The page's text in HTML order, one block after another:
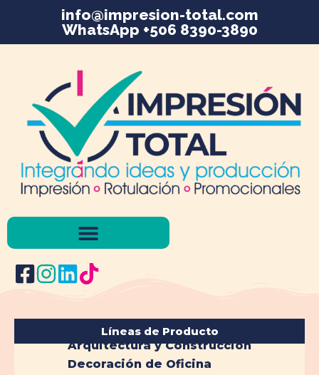
info@impresion-total.com
WhatsApp +506 8390-3890
Líneas de Producto
Arquitectura y Construcción
Decoración de Oficina